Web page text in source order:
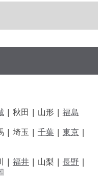
| 秋田 | 山形 | 福島
| 埼玉 | 千葉 | 東京 |
| 福井 | 山梨 | 長野 |